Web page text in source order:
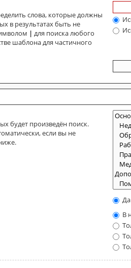
слова, которые должны
в результатах быть не
| для поиска любого
шаблона для частичного
будет произведён поиск.
если вы не
Да
В